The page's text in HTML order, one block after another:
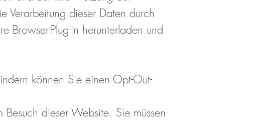
Verarbeitung dieser Daten durch
Browser-Plug-in herunterladen und
können Sie einen Opt-Out-
dieser Website. Sie müssen